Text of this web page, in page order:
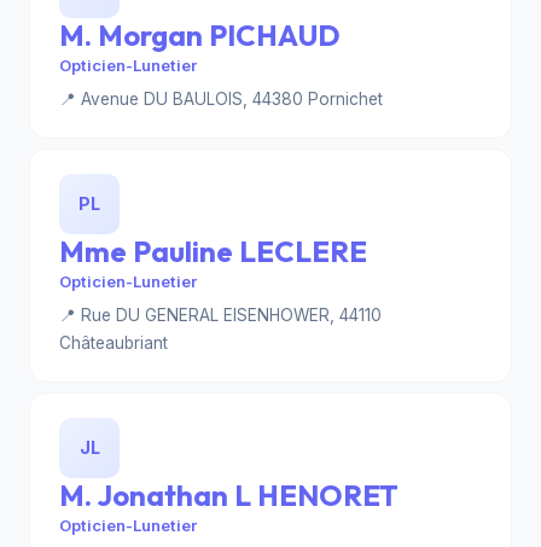
M. Morgan PICHAUD
Opticien-Lunetier
📍 Avenue DU BAULOIS, 44380 Pornichet
PL
Mme Pauline LECLERE
Opticien-Lunetier
📍 Rue DU GENERAL EISENHOWER, 44110
Châteaubriant
JL
M. Jonathan L HENORET
Opticien-Lunetier